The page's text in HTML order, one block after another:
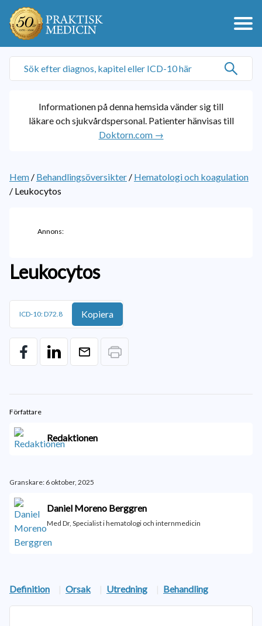
Informationen på denna hemsida vänder sig till
läkare och sjukvårdspersonal. Patienter hänvisas till
Doktorn.com →
Hem / Behandlingsöversikter / Hematologi och koagulation
/ Leukocytos
Annons:
Leukocytos
ICD-10: D72.8 Kopiera
Författare
Redaktionen
Granskare: 6 oktober, 2025
Daniel Moreno Berggren
Med Dr, Specialist i hematologi och internmedicin
Definition | Orsak | Utredning | Behandling